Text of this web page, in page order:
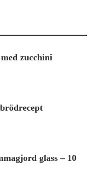
zucchini
glass – 10